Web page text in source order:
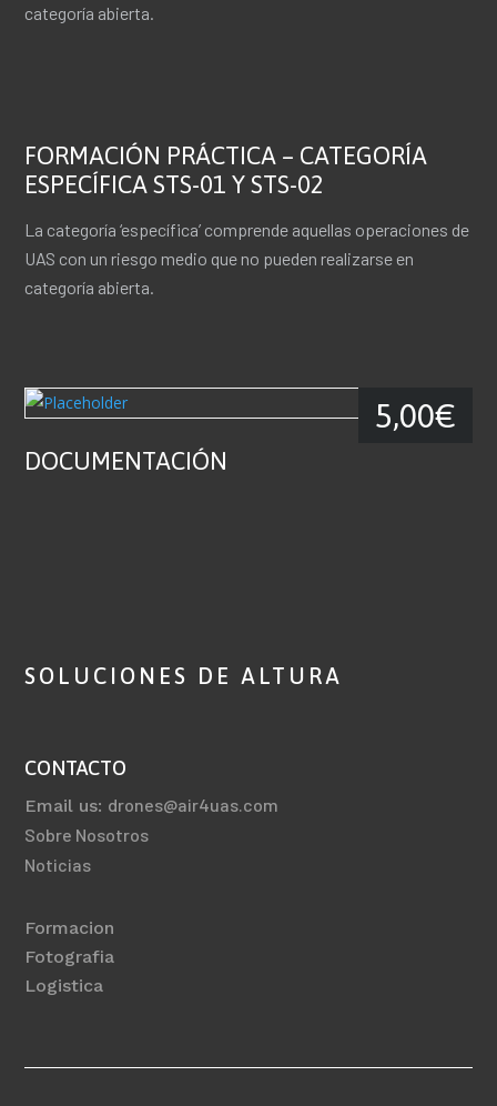
categoría abierta.
FORMACIÓN PRÁCTICA – CATEGORÍA
ESPECÍFICA STS-01 Y STS-02
La categoría ‘específica’ comprende aquellas operaciones de
UAS con un riesgo medio que no pueden realizarse en
categoría abierta.
DOCUMENTACIÓN
5,00€
SOLUCIONES DE ALTURA
CONTACTO
Email us: drones@air4uas.com
Sobre Nosotros
Noticias
Formacion
Fotografia
Logistica